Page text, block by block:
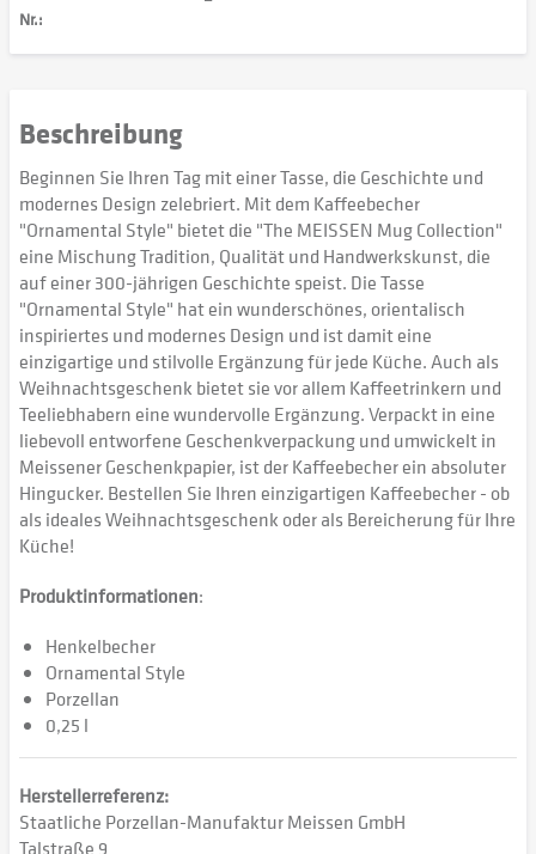
Nr.:
Beschreibung
Beginnen Sie Ihren Tag mit einer Tasse, die Geschichte und
modernes Design zelebriert. Mit dem Kaffeebecher
"Ornamental Style" bietet die "The MEISSEN Mug Collection"
eine Mischung Tradition, Qualität und Handwerkskunst, die
auf einer 300-jährigen Geschichte speist. Die Tasse
"Ornamental Style" hat ein wunderschönes, orientalisch
inspiriertes und modernes Design und ist damit eine
einzigartige und stilvolle Ergänzung für jede Küche. Auch als
Weihnachtsgeschenk bietet sie vor allem Kaffeetrinkern und
Teeliebhabern eine wundervolle Ergänzung. Verpackt in eine
liebevoll entworfene Geschenkverpackung und umwickelt in
Meissener Geschenkpapier, ist der Kaffeebecher ein absoluter
Hingucker. Bestellen Sie Ihren einzigartigen Kaffeebecher - ob
als ideales Weihnachtsgeschenk oder als Bereicherung für Ihre
Küche!
Produktinformationen:
Henkelbecher
Ornamental Style
Porzellan
0,25 l
Herstellerreferenz:
Staatliche Porzellan-Manufaktur Meissen GmbH
Talstraße 9